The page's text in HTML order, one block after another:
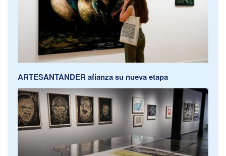
ARTESANTANDER afianza su nueva etapa